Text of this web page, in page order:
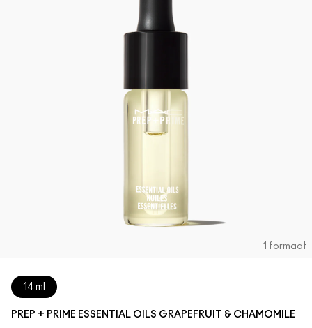
1 formaat
14 ml
PREP + PRIME ESSENTIAL OILS GRAPEFRUIT & CHAMOMILE